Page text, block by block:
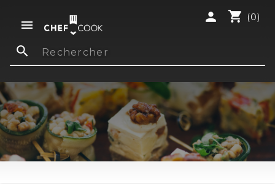

shopping_cart (0)
person
search